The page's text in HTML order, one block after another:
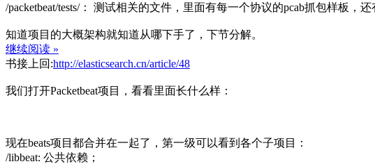
/packetbeat/tests/： 测试相关的文件，里面有每一个协议的pcab抓包样板，还
知道项目的大概架构就知道从哪下手了，下节分解。
继续阅读 »
书接上回:http://elasticsearch.cn/article/48
我们打开Packetbeat项目，看看里面长什么样：
现在beats项目都合并在一起了，第一级可以看到各个子项目：
/libbeat: 公共依赖；